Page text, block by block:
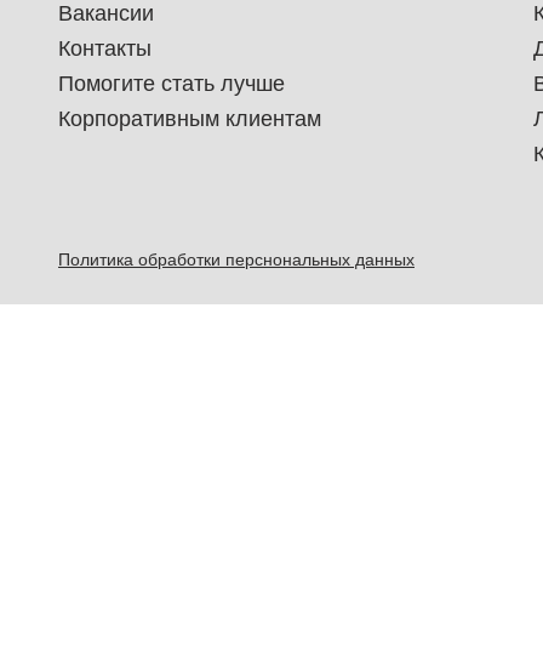
Вакансии
Контакты
Помогите стать лучше
Корпоративным клиентам
Политика обработки перснональных данных